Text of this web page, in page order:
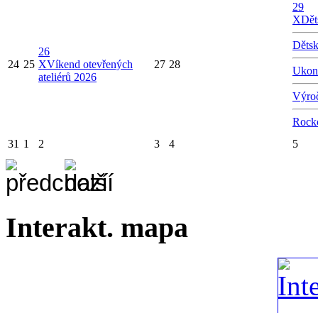
24 25
26
XVíkend otevřených
ateliérů 2026
27 28
29
X
31 1 2 3 4 5
Interakt. mapa